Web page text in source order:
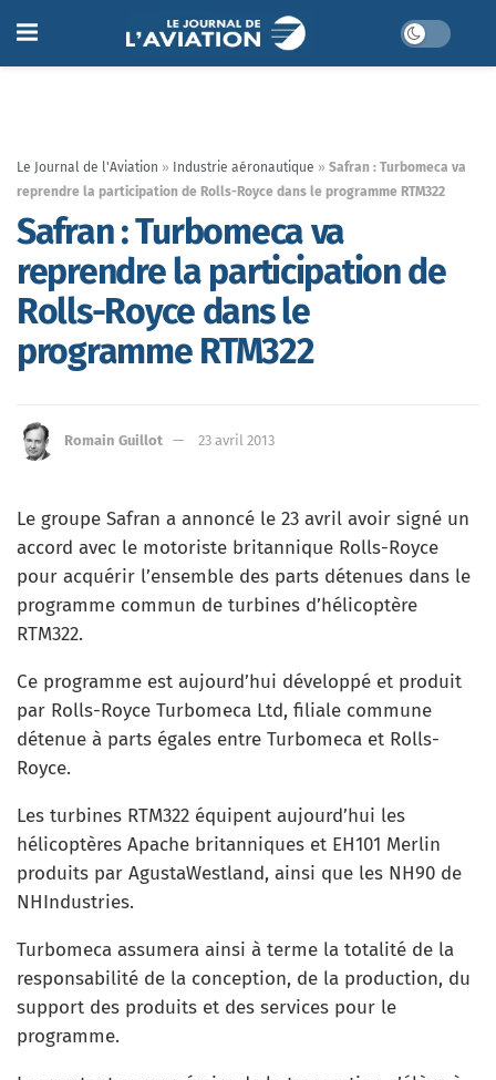
Le Journal de l'Aviation » Industrie aéronautique » Safran : Turbomeca va
reprendre la participation de Rolls-Royce dans le programme RTM322
Safran : Turbomeca va
reprendre la participation de
Rolls-Royce dans le
programme RTM322
Romain Guillot 23 avril 2013
Le groupe Safran a annoncé le 23 avril avoir signé un
accord avec le motoriste britannique Rolls-Royce
pour acquérir l’ensemble des parts détenues dans le
programme commun de turbines d’hélicoptère
RTM322.
Ce programme est aujourd’hui développé et produit
par Rolls-Royce Turbomeca Ltd, filiale commune
détenue à parts égales entre Turbomeca et Rolls-
Royce.
Les turbines RTM322 équipent aujourd’hui les
hélicoptères Apache britanniques et EH101 Merlin
produits par AgustaWestland, ainsi que les NH90 de
NHIndustries.
Turbomeca assumera ainsi à terme la totalité de la
responsabilité de la conception, de la production, du
support des produits et des services pour le
programme.